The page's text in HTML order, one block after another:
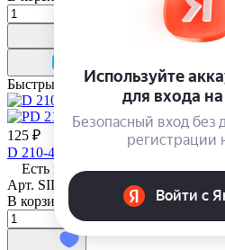
Быстрый просмотр
125 ₽
D 210-4-40 (26) механизм кольцевой
Есть в наличии
Арт. SID00055
В корзину